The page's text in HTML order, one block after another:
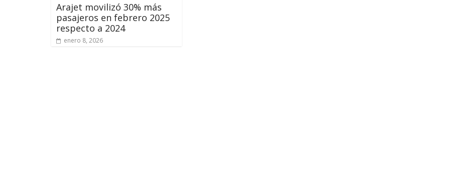
Arajet movilizó 30% más
pasajeros en febrero 2025
respecto a 2024
enero 8, 2026